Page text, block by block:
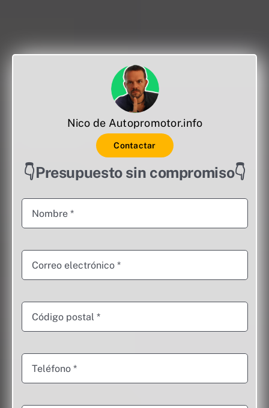
Nico de Autopromotor.info
Contactar
👇Presupuesto sin compromiso👇